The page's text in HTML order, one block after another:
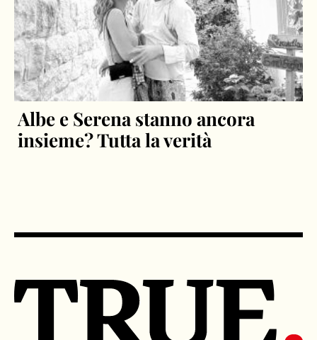
Albe e Serena stanno ancora
insieme? Tutta la verità